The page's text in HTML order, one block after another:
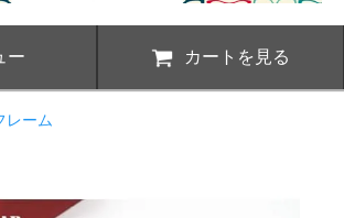
ー カートを見る
レーム